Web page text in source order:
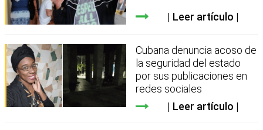
Leer artículo
Cubana denuncia acoso de
la seguridad del estado
por sus publicaciones en
redes sociales
Leer artículo